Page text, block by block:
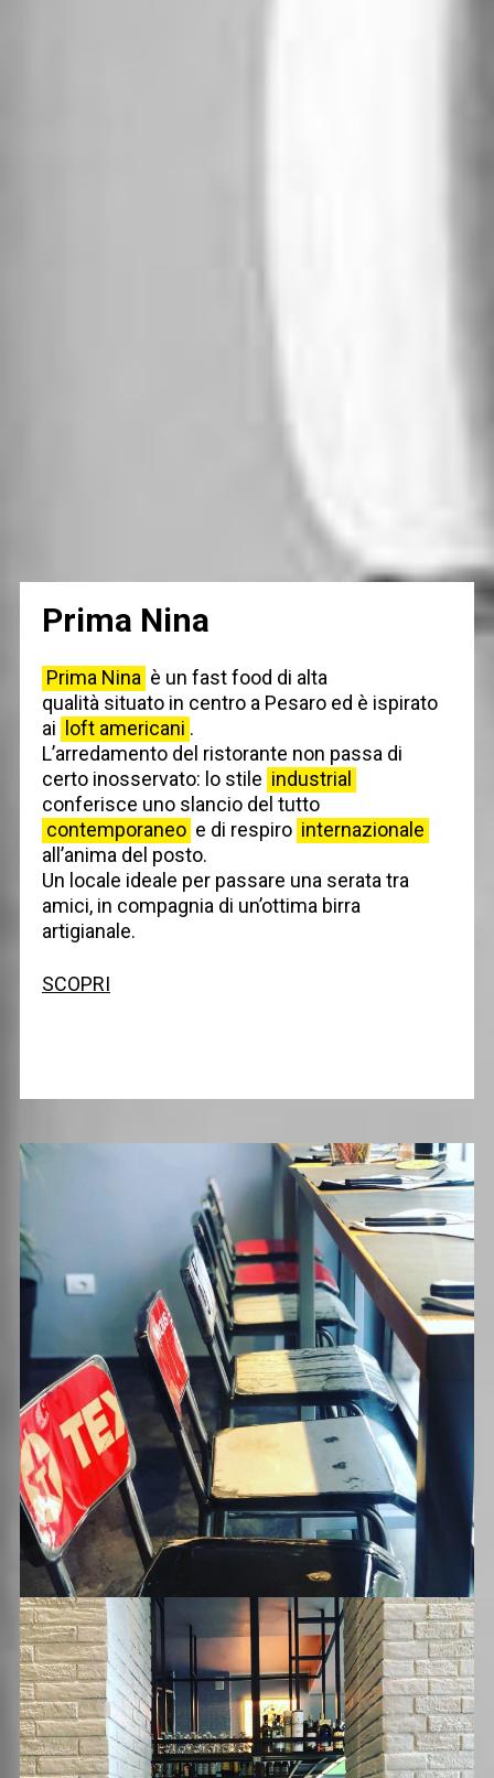
Prima Nina
Prima Nina è un fast food di alta
qualità situato in centro a Pesaro ed è ispirato
ai loft americani .
L’arredamento del ristorante non passa di
certo inosservato: lo stile industrial
conferisce uno slancio del tutto
contemporaneo e di respiro internazionale
all’anima del posto.
Un locale ideale per passare una serata tra
amici, in compagnia di un’ottima birra
artigianale.
SCOPRI